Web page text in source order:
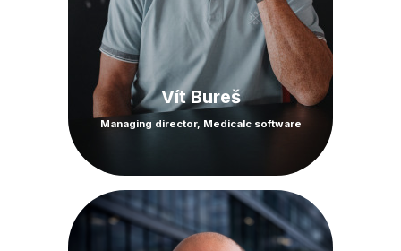
Vít Bureš
Managing director, Medicalc software